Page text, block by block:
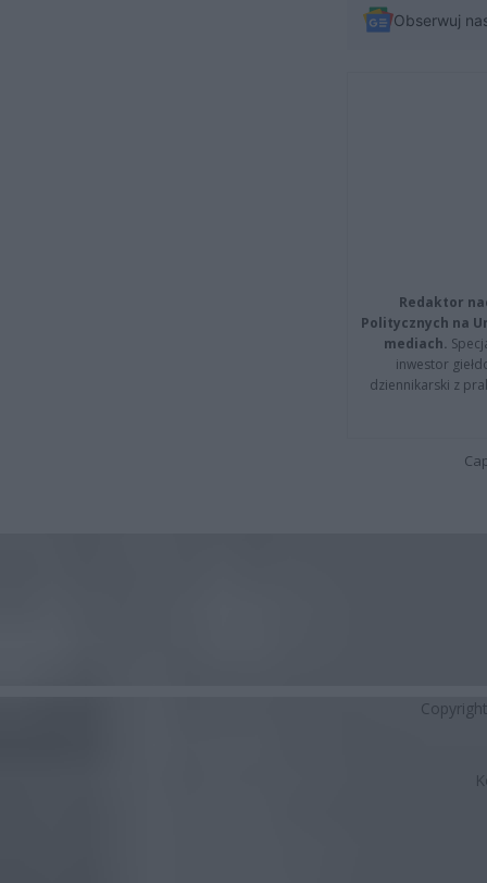
Obserwuj
Redaktor
Politycznych na
mediach.
inwestor
dziennikarski z